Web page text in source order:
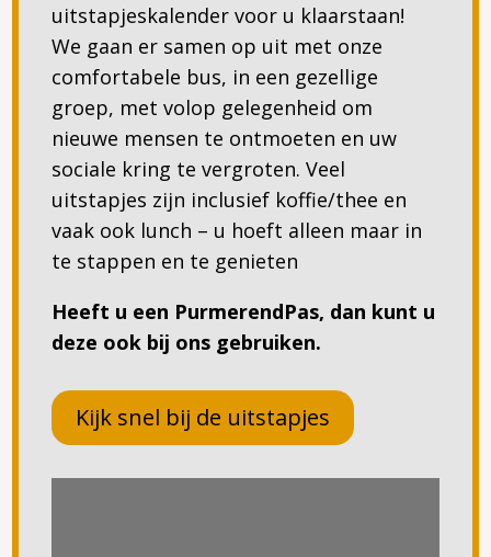
uitstapjeskalender voor u klaarstaan!
We gaan er samen op uit met onze
comfortabele bus, in een gezellige
groep, met volop gelegenheid om
nieuwe mensen te ontmoeten en uw
sociale kring te vergroten. Veel
uitstapjes zijn inclusief koffie/thee en
vaak ook lunch – u hoeft alleen maar in
te stappen en te genieten
Heeft u een PurmerendPas, dan kunt u
deze ook bij ons gebruiken.
Kijk snel bij de uitstapjes